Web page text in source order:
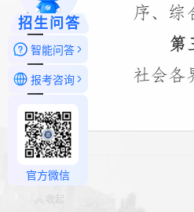
招生问答
智能问答
报考咨询
官方微信
收起